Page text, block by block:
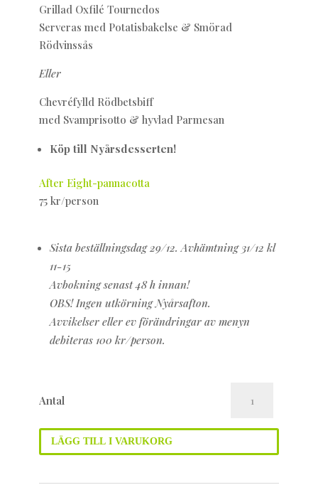
Grillad Oxfilé Tournedos
Serveras med Potatisbakelse & Smörad
Rödvinssås
Eller
Chevréfylld Rödbetsbiff
med Svamprisotto & hyvlad Parmesan
Köp till Nyårsdesserten!
After Eight-pannacotta
75 kr/person
Sista beställningsdag 29/12. Avhämtning 31/12 kl
11-15
Avbokning senast 48 h innan!
OBS! Ingen utkörning Nyårsafton.
Avvikelser eller ev förändringar av menyn
debiteras 100 kr/person.
Antal
mängd
LÄGG TILL I VARUKORG